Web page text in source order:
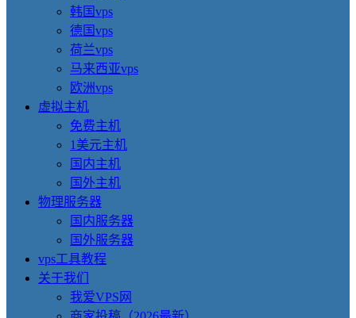
韩国vps
德国vps
荷兰vps
马来西亚vps
欧洲vps
虚拟主机
免费主机
1美元主机
国内主机
国外主机
物理服务器
国内服务器
国外服务器
vps工具教程
关于我们
我爱VPS网